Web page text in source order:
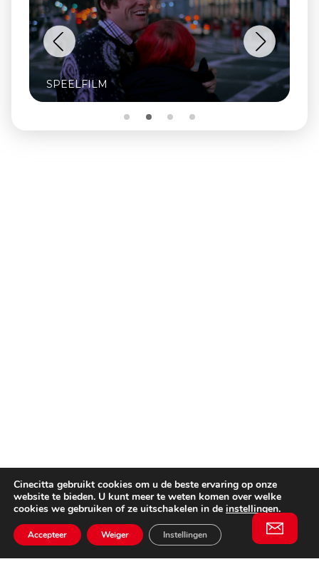
SPEELFILM
Cinecitta gebruikt cookies om u de beste ervaring op onze
website te bieden. U kunt meer te weten komen over welke
cookies we gebruiken of ze uitschakelen in de instellingen.
Accepteer Weiger Instellingen